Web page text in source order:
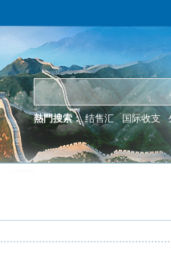
熱門搜索： 结售汇 国际收支